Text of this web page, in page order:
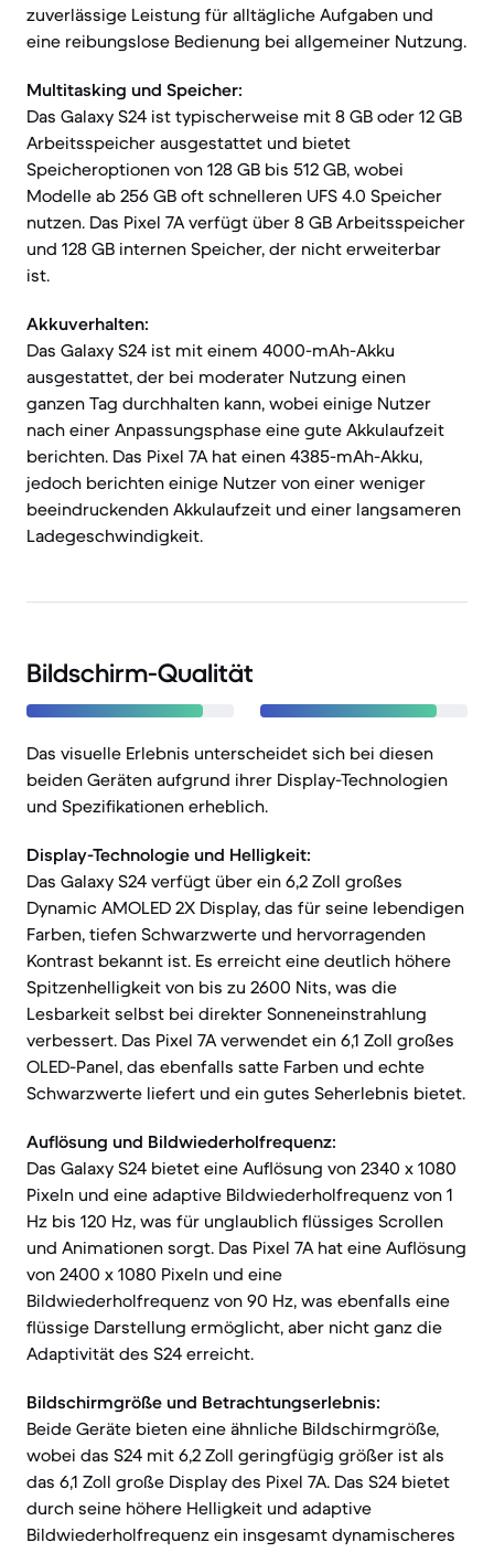
zuverlässige Leistung für alltägliche Aufgaben und
eine reibungslose Bedienung bei allgemeiner Nutzung.
Multitasking und Speicher:
Das Galaxy S24 ist typischerweise mit 8 GB oder 12 GB
Arbeitsspeicher ausgestattet und bietet
Speicheroptionen von 128 GB bis 512 GB, wobei
Modelle ab 256 GB oft schnelleren UFS 4.0 Speicher
nutzen. Das Pixel 7A verfügt über 8 GB Arbeitsspeicher
und 128 GB internen Speicher, der nicht erweiterbar
ist.
Akkuverhalten:
Das Galaxy S24 ist mit einem 4000-mAh-Akku
ausgestattet, der bei moderater Nutzung einen
ganzen Tag durchhalten kann, wobei einige Nutzer
nach einer Anpassungsphase eine gute Akkulaufzeit
berichten. Das Pixel 7A hat einen 4385-mAh-Akku,
jedoch berichten einige Nutzer von einer weniger
beeindruckenden Akkulaufzeit und einer langsameren
Ladegeschwindigkeit.
Bildschirm-Qualität
Das visuelle Erlebnis unterscheidet sich bei diesen
beiden Geräten aufgrund ihrer Display-Technologien
und Spezifikationen erheblich.
Display-Technologie und Helligkeit:
Das Galaxy S24 verfügt über ein 6,2 Zoll großes
Dynamic AMOLED 2X Display, das für seine lebendigen
Farben, tiefen Schwarzwerte und hervorragenden
Kontrast bekannt ist. Es erreicht eine deutlich höhere
Spitzenhelligkeit von bis zu 2600 Nits, was die
Lesbarkeit selbst bei direkter Sonneneinstrahlung
verbessert. Das Pixel 7A verwendet ein 6,1 Zoll großes
OLED-Panel, das ebenfalls satte Farben und echte
Schwarzwerte liefert und ein gutes Seherlebnis bietet.
Auflösung und Bildwiederholfrequenz:
Das Galaxy S24 bietet eine Auflösung von 2340 x 1080
Pixeln und eine adaptive Bildwiederholfrequenz von 1
Hz bis 120 Hz, was für unglaublich flüssiges Scrollen
und Animationen sorgt. Das Pixel 7A hat eine Auflösung
von 2400 x 1080 Pixeln und eine
Bildwiederholfrequenz von 90 Hz, was ebenfalls eine
flüssige Darstellung ermöglicht, aber nicht ganz die
Adaptivität des S24 erreicht.
Bildschirmgröße und Betrachtungserlebnis:
Beide Geräte bieten eine ähnliche Bildschirmgröße,
wobei das S24 mit 6,2 Zoll geringfügig größer ist als
das 6,1 Zoll große Display des Pixel 7A. Das S24 bietet
durch seine höhere Helligkeit und adaptive
Bildwiederholfrequenz ein insgesamt dynamischeres